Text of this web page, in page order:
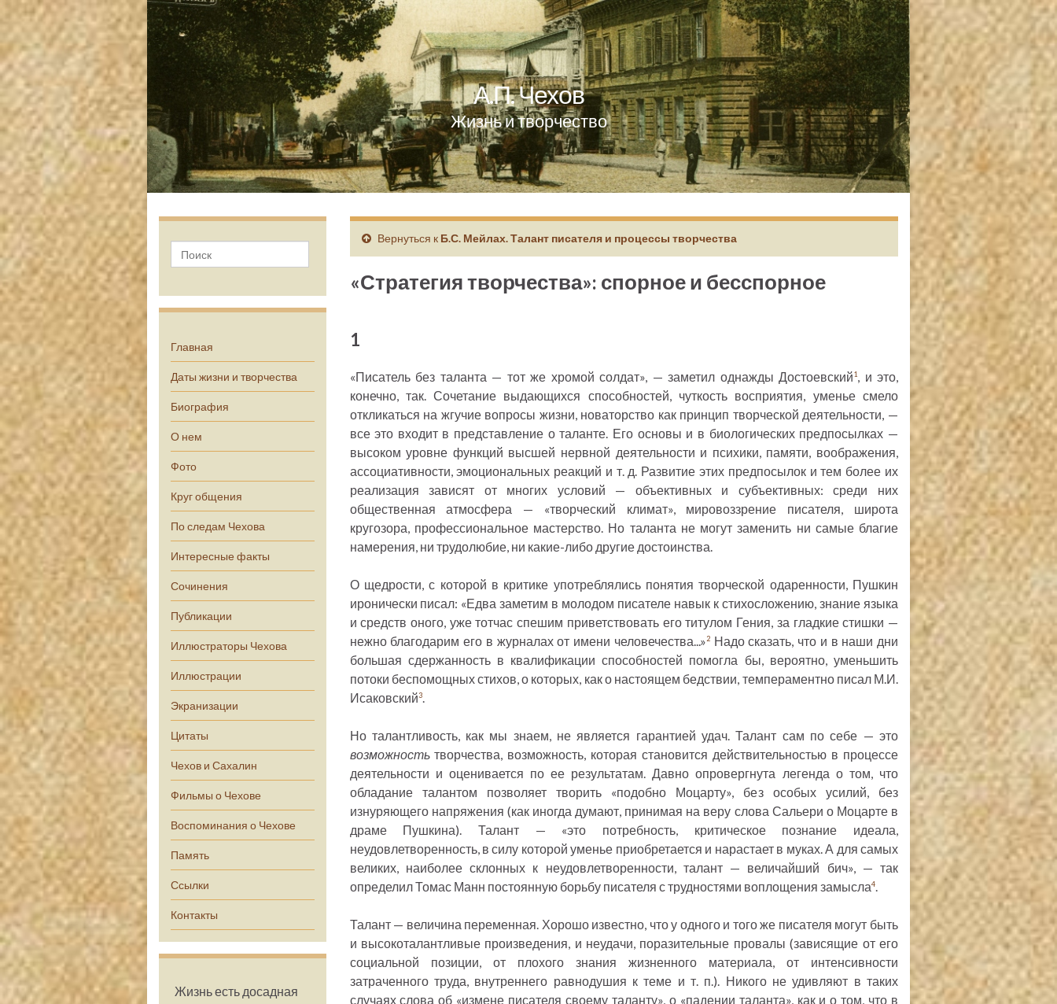
А.П. Чехов
Жизнь и творчество
Главная
Даты жизни и творчества
Биография
О нем
Фото
Круг общения
По следам Чехова
Интересные факты
Сочинения
Публикации
Иллюстраторы Чехова
Иллюстрации
Экранизации
Цитаты
Чехов и Сахалин
Фильмы о Чехове
Воспоминания о Чехове
Память
Ссылки
Контакты
Жизнь есть досадная
Вернуться к Б.С. Мейлах. Талант писателя и процессы творчества
«Стратегия творчества»: спорное и бесспорное
1
«Писатель без таланта — тот же хромой солдат», — заметил однажды Достоевский1, и это,
конечно, так. Сочетание выдающихся способностей, чуткость восприятия, уменье смело
откликаться на жгучие вопросы жизни, новаторство как принцип творческой деятельности, —
все это входит в представление о таланте. Его основы и в биологических предпосылках —
высоком уровне функций высшей нервной деятельности и психики, памяти, воображения,
ассоциативности, эмоциональных реакций и т. д. Развитие этих предпосылок и тем более их
реализация зависят от многих условий — объективных и субъективных: среди них
общественная атмосфера — «творческий климат», мировоззрение писателя, широта
кругозора, профессиональное мастерство. Но таланта не могут заменить ни самые благие
намерения, ни трудолюбие, ни какие-либо другие достоинства.
О щедрости, с которой в критике употреблялись понятия творческой одаренности, Пушкин
иронически писал: «Едва заметим в молодом писателе навык к стихосложению, знание языка
и средств оного, уже тотчас спешим приветствовать его титулом Гения, за гладкие стишки —
нежно благодарим его в журналах от имени человечества...»2Надо сказать, что и в наши дни
большая сдержанность в квалификации способностей помогла бы, вероятно, уменьшить
потоки беспомощных стихов, о которых, как о настоящем бедствии, темпераментно писал М.И.
Исаковский3.
Но талантливость, как мы знаем, не является гарантией удач. Талант сам по себе — это
возможностьтворчества, возможность, которая становится действительностью в процессе
деятельности и оценивается по ее результатам. Давно опровергнута легенда о том, что
обладание талантом позволяет творить «подобно Моцарту», без особых усилий, без
изнуряющего напряжения (как иногда думают, принимая на веру слова Сальери о Моцарте в
драме Пушкина). Талант — «это потребность, критическое познание идеала,
неудовлетворенность, в силу которой уменье приобретается и нарастает в муках. А для самых
великих, наиболее склонных к неудовлетворенности, талант — величайший бич», — так
определил Томас Манн постоянную борьбу писателя с трудностями воплощения замысла4.
Талант — величина переменная. Хорошо известно, что у одного и того же писателя могут быть
и высокоталантливые произведения, и неудачи, поразительные провалы (зависящие от его
социальной позиции, от плохого знания жизненного материала, от интенсивности
затраченного труда, внутреннего равнодушия к теме и т. п.). Никого не удивляют в таких
случаях слова об «измене писателя своему таланту», о «падении таланта», как и о том, что в